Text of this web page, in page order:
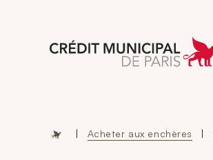
| Acheter aux enchères |